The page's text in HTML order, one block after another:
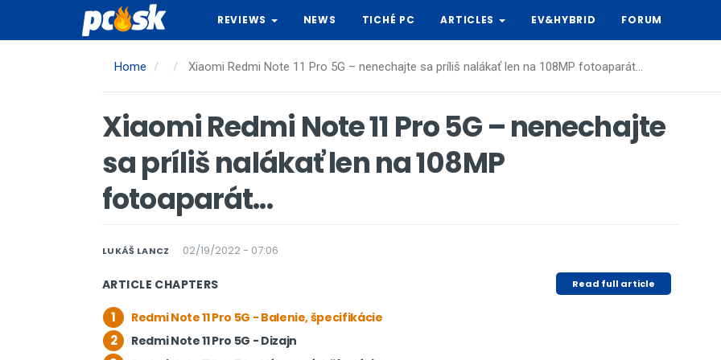
main
REVIEWS NEWS TICHÉ PC ARTICLES EV&HYBRID FORUM
Home Xiaomi Redmi Note 11 Pro 5G – nenechajte sa príliš nalákať len na 108MP fotoaparát...
Xiaomi Redmi Note 11 Pro 5G – nenechajte
sa príliš nalákať len na 108MP
fotoaparát...
LUKÁŠ LANCZ 02/19/2022 - 07:06
ARTICLE CHAPTERS Read full article
1 Redmi Note 11 Pro 5G - Balenie, špecifikácie
2 Redmi Note 11 Pro 5G - Dizajn